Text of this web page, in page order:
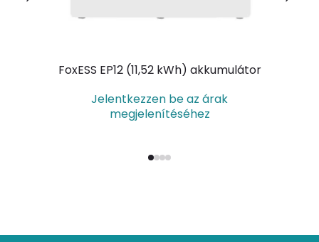
FoxESS EP12 (11,52 kWh) akkumulátor
Jelentkezzen be az árak
megjelenítéséhez